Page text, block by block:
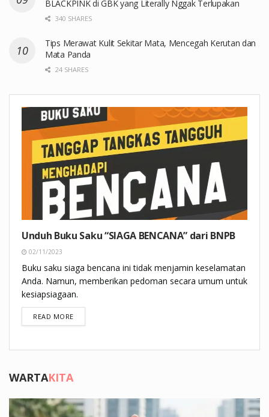
BLACKPINK di GBK yang Literally Nggak Terlupakan
340 SHARES
Tips Merawat Kulit Sekitar Mata, Mencegah Kerutan dan
Mata Panda
24 SHARES
Unduh Buku Saku “SIAGA BENCANA” dari BNPB
02/11/2023
Buku saku siaga bencana ini tidak menjamin keselamatan
Anda. Namun, memberikan pedoman secara umum untuk
kesiapsiagaan.
READ MOREDETAILS
WARTAKITA